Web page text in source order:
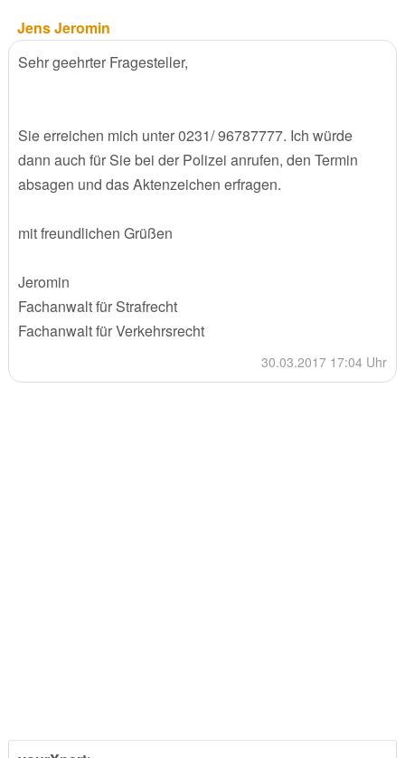
Jens Jeromin
Sehr geehrter Fragesteller,
Sie erreichen mich unter 0231/ 96787777. Ich würde
dann auch für Sie bei der Polizei anrufen, den Termin
absagen und das Aktenzeichen erfragen.
mit freundlichen Grüßen
Jeromin
Fachanwalt für Strafrecht
Fachanwalt für Verkehrsrecht
30.03.2017 17:04 Uhr